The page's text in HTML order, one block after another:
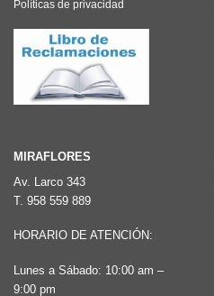
Políticas de privacidad
MIRAFLORES
Av. Larco 343
T. 958 559 889
HORARIO DE ATENCIÓN:
Lunes a Sábado: 10:00 am –
9:00 pm